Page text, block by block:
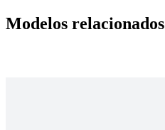
Modelos relacionados